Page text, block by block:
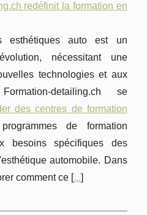
redéfinit la formation en
esthétiques auto est un
nécessitant une
technologies et aux
detailing.ch se
des centres de formation
de formation
besoins spécifiques des
automobile. Dans
comment ce [...]